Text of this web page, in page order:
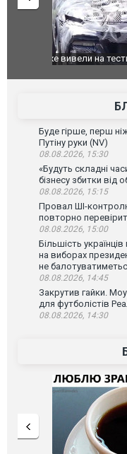
Вийшов трейлер
Буде гірше, перш
Путіну руки (NV)
08.08.2026, 15:30
«Будуть складні
бізнесу збитки від
08.08.2026, 15:15
Провал ШІ-контролю
повторно
08.08.2026, 15:00
Більшість
на виборах
не
08.08.2026, 14:45
Закрутив гайки.
для футболістів
08.08.2026, 14:30